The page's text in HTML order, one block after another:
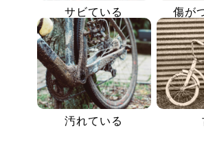
サビている 傷が
汚れている